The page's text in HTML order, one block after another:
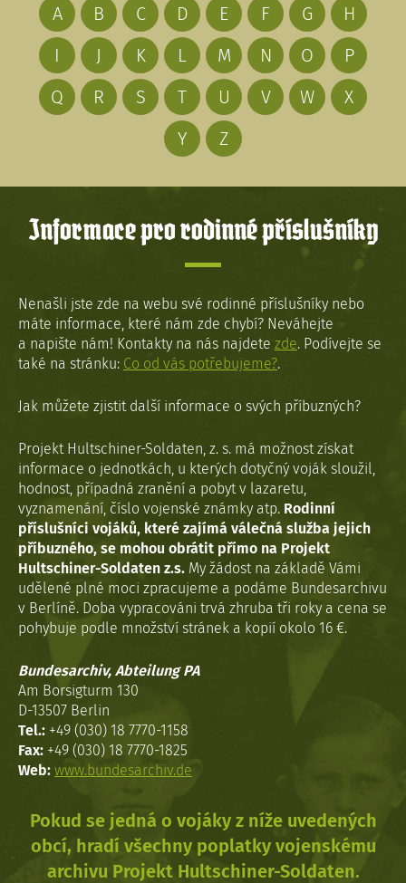
A B C D E F G
H
I
J K L M N O
P
Q
R S T U V W
X
Y
Z
Informace pro rodinné příslušníky
Nenašli jste zde na webu své rodinné příslušníky nebo
máte informace, které nám zde chybí? Neváhejte
a napište nám! Kontakty na nás najdete zde. Podívejte se
také na stránku: Co od vás potřebujeme?.
Jak můžete zjistit další informace o svých příbuzných?
Projekt Hultschiner-Soldaten, z. s. má možnost získat
informace o jednotkách, u kterých dotyčný voják sloužil,
hodnost, případná zranění a pobyt v lazaretu,
vyznamenání, číslo vojenské známky atp. Rodinní
příslušníci vojáků, které zajímá válečná služba jejich
příbuzného, se mohou obrátit přímo na Projekt
Hultschiner-Soldaten z.s. My žádost na základě Vámi
udělené plné moci zpracujeme a podáme Bundesarchivu
v Berlíně. Doba vypracováni trvá zhruba tři roky a cena se
pohybuje podle množství stránek a kopií okolo 16 €.
Bundesarchiv, Abteilung PA
Am Borsigturm 130
D-13507 Berlin
Tel.: +49 (030) 18 7770-1158
Fax: +49 (030) 18 7770-1825
Web: www.bundesarchiv.de
Pokud se jedná o vojáky z níže uvedených
obcí, hradí všechny poplatky vojenskému
archivu Projekt Hultschiner-Soldaten.